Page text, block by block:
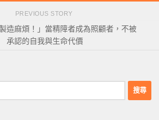
PREVIOUS STORY
造麻煩！」當精障者成為照顧者，不被
承認的自我與生命代價